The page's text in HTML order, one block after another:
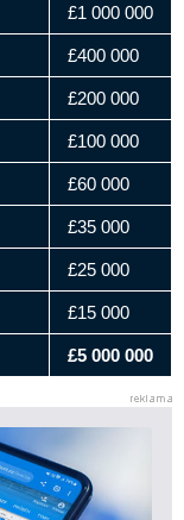
£1 000 000
£400 000
£200 000
£100 000
£60 000
£35 000
£25 000
£15 000
£5 000 000